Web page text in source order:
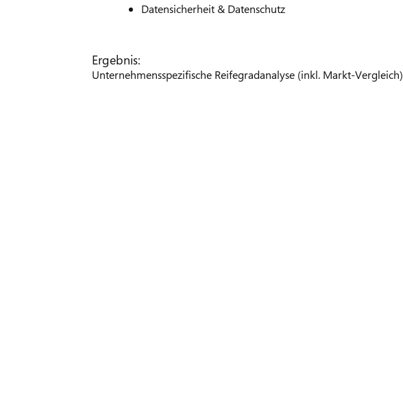
Datensicherheit & Datenschutz
Ergebnis:
Unternehmensspezifische Reifegradanalyse (inkl. Markt-Vergleich)